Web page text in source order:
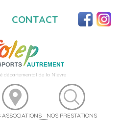
CONTACT
départemental de la Nièvre
ASSOCIATIONS NOS PRESTATIONS